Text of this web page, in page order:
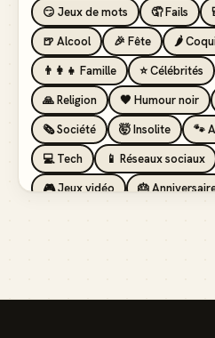
😏 Jeux de mots 🤦 Fails
🍺 Alcool
🎉 Fête 🌶️
👨‍👩‍👧 Famille
⭐ Célébrités
🙏 Religion
🖤 Humour noir
🗞️ Société
🤯 Insolite 🐾
💻 Tech
📱 Réseaux sociaux
🎮 Jeux vidéo
🎂